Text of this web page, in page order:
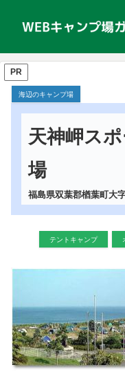
PR
海辺のキャンプ場
天神岬ス
場
福島県双葉郡楢葉町大
テントキャンプ